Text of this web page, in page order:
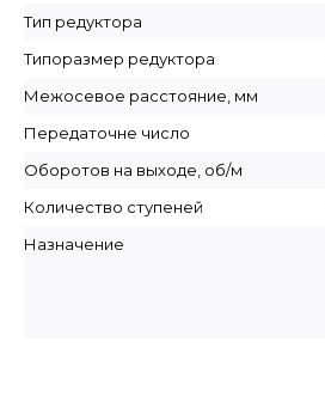
Тип редуктора
Типоразмер редуктора
Межосевое расстояние, мм
Передаточне число
Оборотов на выходе, об/м
Количество ступеней
Назначение